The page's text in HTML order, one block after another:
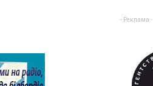
- Реклама -